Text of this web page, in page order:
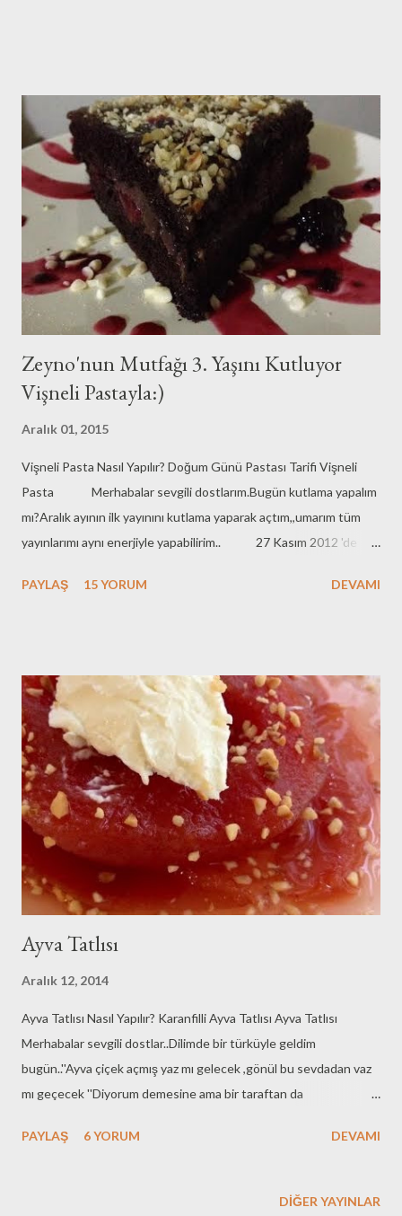
Zeyno'nun Mutfağı 3. Yaşını Kutluyor
Vişneli Pastayla:)
Aralık 01, 2015
Vişneli Pasta Nasıl Yapılır? Doğum Günü Pastası Tarifi Vişneli
Pasta Merhabalar sevgili dostlarım.Bugün kutlama yapalım
mı?Aralık ayının ilk yayınını kutlama yaparak açtım,,umarım tüm
yayınlarımı aynı enerjiyle yapabilirim.. 27 Kasım 2012 'de
başlamışım bu güzel yolculuğa..Ne güzel dostlar edindim..Çok
yapalım mı?Hadi o zaman buyurun Zeyno'nun Mutfağına..Vişneli
Pasta yapmaya :)Sevgiyle ve afiyetle kalınız.. Vişneli Pasta
Yapmak İçin Gerekli Olan Malzemeler: Kakaolu Pandispanya İçin
: *4 Yumurta *4 Kahve fincanı toz şeker *3 Kahve fincanı un *1
Kahve fincanı kakao *1 Paket vanilin *1 Paket Kabartma tozu
Kreması İçin:...
PAYLAŞ 15 YORUM DEVAMI
Ayva Tatlısı
Aralık 12, 2014
Ayva Tatlısı Nasıl Yapılır? Karanfilli Ayva Tatlısı Ayva Tatlısı
Merhabalar sevgili dostlar..Dilimde bir türküyle geldim
bugün..''Ayva çiçek açmış yaz mı gelecek ,gönül bu sevdadan vaz
mı geçecek ''Diyorum demesine ama bir taraftan da
neredeyse..Ayva çiçek açmakla kalmayıp meyva vermiş ,yetmemiş
Zeyno'nun Mutfağına..Ayvanın çilesine bak sen :-)Ama
PAYLAŞ 6 YORUM DEVAMI
DIĞER YAYINLAR